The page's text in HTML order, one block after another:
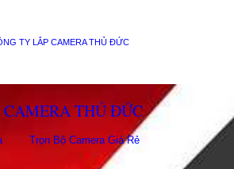
TY LẮP CAMERA THỦ ĐỨC
CAMERA THỦ ĐỨC
Trọn Bộ Camera Giá Rẻ